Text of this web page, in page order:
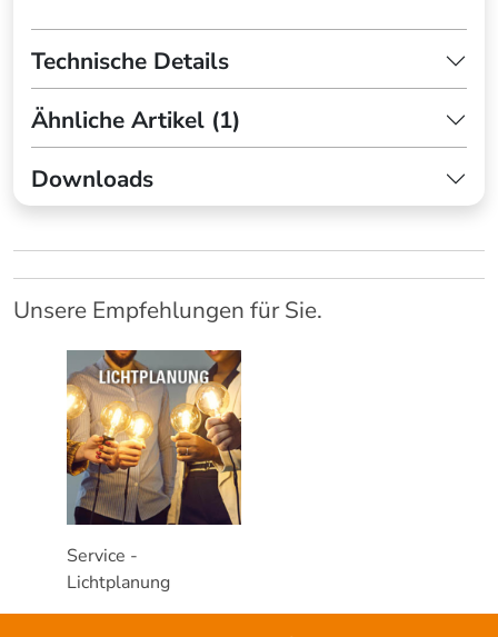
Technische Details
Ähnliche Artikel (1)
Downloads
Unsere Empfehlungen für Sie.
Service -
Lichtplanung